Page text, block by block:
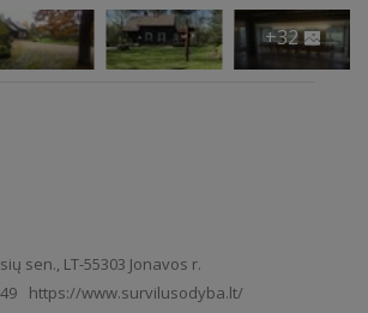
+32
sen., LT-55303 Jonavos r.
https://www.survilusodyba.lt/